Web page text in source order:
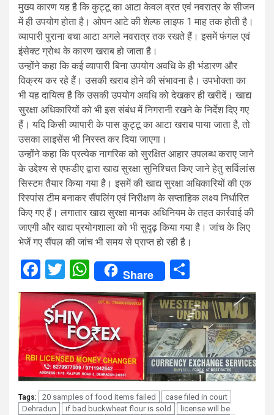
मुख्य कारण यह है कि कुट्टू का आटा केवल व्रत एवं नवरात्र के सीजन
में ही उपयोग होता है। ओपन आटे की शेल्फ लाइफ 1 माह तक होती है।
व्यापारी पुराना बचा आटा अगले नवरात्र तक रखते हैं। इसमें फंगल एवं
इंसेक्ट ग्रोथ के कारण खराब हो जाता है।
उन्होंने कहा कि कई व्यापारी बिना उपयोग अवधि के ही भंडारण और
विक्रय कर रहे हैं। उसकी खराब होने की संभावना है। उपभोक्ता का
भी यह दायित्व है कि उसकी उपयोग अवधि को देखकर ही खरीदें। खाद्य
सुरक्षा अधिकारियों को भी इस संबंध में निगरानी रखने के निर्देश दिए गए
हैं। यदि किसी व्यापारी के पास कुट्टू का आटा खराब पाया जाता है, तो
उसका लाइसेंस भी निरस्त कर दिया जाएगा।
उन्होंने कहा कि प्रत्येक नागरिक को सुरक्षित आहार उपलब्ध कराए जाने
के उद्देश्य से एफडीए द्वारा खाद्य सुरक्षा सुनिश्चित किए जाने हेतु सर्विलांस
सिस्टम तैयार किया गया है। इसमें की खाद्य सुरक्षा अधिकारियों की एक
रिस्पांस टीम बनाकर सैंपलिंग एवं निरीक्षण के सप्ताहिक लक्ष्य निर्धारित
किए गए हैं। लगातार खाद्य सुरक्षा मानक अधिनियम के तहत कार्रवाई की
जाएगी और खाद्य प्रयोगशाला को भी सुदृढ़ किया गया है। जांच के लिए
भेजें गए सैंपल की जांच भी समय से प्राप्त हो रही है।
Facebook
Twitter
WhatsApp
Share
Tags: 20 samples of food items failed
case filed in court
Dehradun
if bad buckwheat flour is sold
license will be